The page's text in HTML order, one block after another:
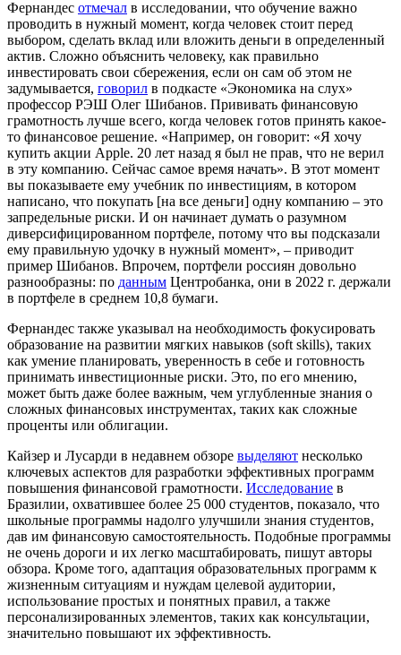
Фернандес отмечал в исследовании, что обучение важно
проводить в нужный момент, когда человек стоит перед
выбором, сделать вклад или вложить деньги в определенный
актив. Сложно объяснить человеку, как правильно
инвестировать свои сбережения, если он сам об этом не
задумывается, говорил в подкасте «Экономика на слух»
профессор РЭШ Олег Шибанов. Прививать финансовую
грамотность лучше всего, когда человек готов принять какое-
то финансовое решение. «Например, он говорит: «Я хочу
купить акции Apple. 20 лет назад я был не прав, что не верил
в эту компанию. Сейчас самое время начать». В этот момент
вы показываете ему учебник по инвестициям, в котором
написано, что покупать [на все деньги] одну компанию – это
запредельные риски. И он начинает думать о разумном
диверсифицированном портфеле, потому что вы подсказали
ему правильную удочку в нужный момент», – приводит
пример Шибанов. Впрочем, портфели россиян довольно
разнообразны: по данным Центробанка, они в 2022 г. держали
в портфеле в среднем 10,8 бумаги.
Фернандес также указывал на необходимость фокусировать
образование на развитии мягких навыков (soft skills), таких
как умение планировать, уверенность в себе и готовность
принимать инвестиционные риски. Это, по его мнению,
может быть даже более важным, чем углубленные знания о
сложных финансовых инструментах, таких как сложные
проценты или облигации.
Кайзер и Лусарди в недавнем обзоре выделяют несколько
ключевых аспектов для разработки эффективных программ
повышения финансовой грамотности. Исследование в
Бразилии, охватившее более 25 000 студентов, показало, что
школьные программы надолго улучшили знания студентов,
дав им финансовую самостоятельность. Подобные программы
не очень дороги и их легко масштабировать, пишут авторы
обзора. Кроме того, адаптация образовательных программ к
жизненным ситуациям и нуждам целевой аудитории,
использование простых и понятных правил, а также
персонализированных элементов, таких как консультации,
значительно повышают их эффективность.